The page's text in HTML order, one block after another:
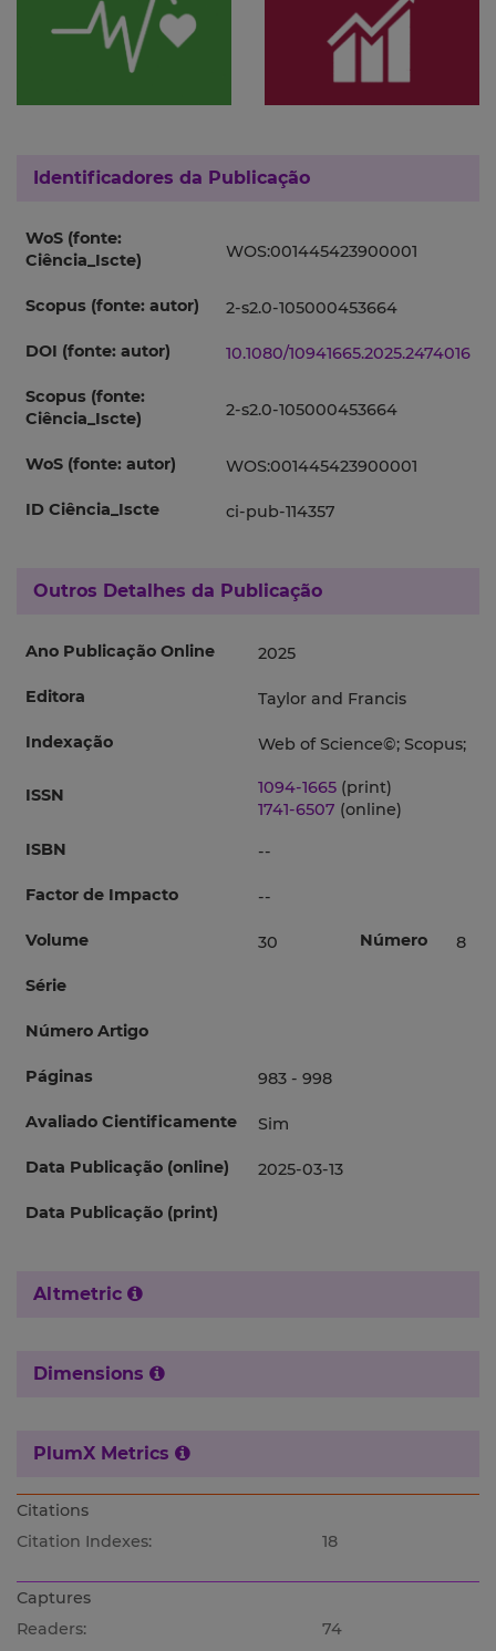
Identificadores da Publicação
WoS (fonte:
Ciência_Iscte)
WOS:001445423900001
Scopus (fonte: autor) 2-s2.0-105000453664
DOI (fonte: autor) 10.1080/10941665.2025.2474016
Scopus (fonte:
Ciência_Iscte)
2-s2.0-105000453664
WoS (fonte: autor) WOS:001445423900001
ID Ciência_Iscte ci-pub-114357
Outros Detalhes da Publicação
Ano Publicação Online 2025
Editora Taylor and Francis
Indexação Web of Science©; Scopus;
ISSN 1094-1665 (print)
1741-6507 (online)
ISBN
--
Factor de Impacto --
Volume 30 Número 8
Série
Número Artigo
Páginas 983 - 998
Avaliado Cientificamente Sim
Data Publicação (online) 2025-03-13
Data Publicação (print)
Altmetric
Dimensions
PlumX Metrics
Citations
Citation Indexes:
18
Captures
Readers:
74